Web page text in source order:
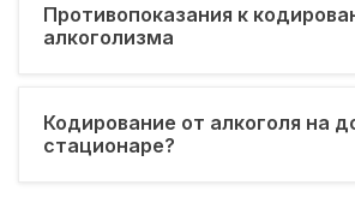
Противопоказания к
алкоголизма
Кодирование от алкоголя на
стационаре?